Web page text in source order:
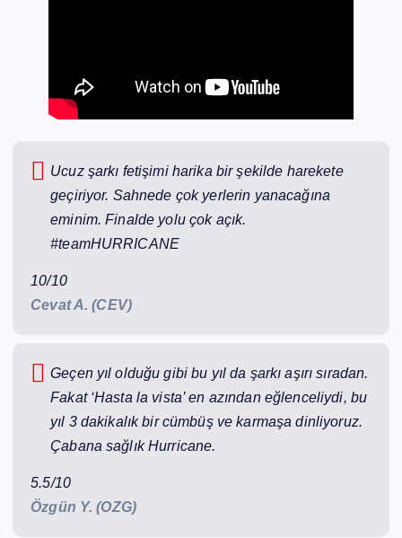
Ucuz şarkı fetişimi harika bir şekilde harekete
geçiriyor. Sahnede çok yerlerin yanacağına
eminim. Finalde yolu çok açık.
#teamHURRICANE
10/10
Cevat A. (CEV)
Geçen yıl olduğu gibi bu yıl da şarkı aşırı sıradan.
Fakat ‘Hasta la vista’ en azından eğlenceliydi, bu
yıl 3 dakikalık bir cümbüş ve karmaşa dinliyoruz.
Çabana sağlık Hurricane.
5.5/10
Özgün Y. (OZG)